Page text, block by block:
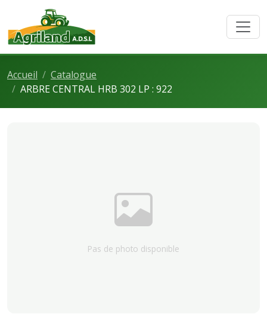
Accueil
Catalogue
ARBRE CENTRAL HRB 302 LP : 922
Pas de photo disponible